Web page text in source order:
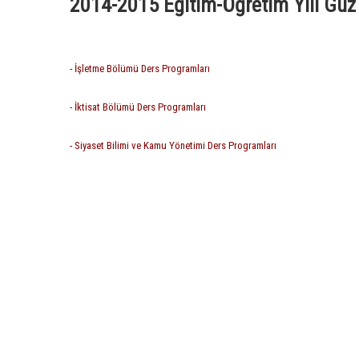
2014-2015 Eğitim-Öğretim Yılı
- İşletme Bölümü Ders Programları
- İktisat Bölümü Ders Programları
- Siyaset Bilimi ve Kamu Yönetimi Ders Programları